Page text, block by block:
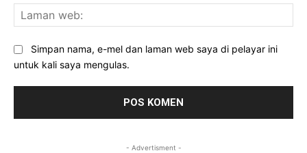
Simpan nama, e-mel dan laman web saya di pelayar ini
untuk kali saya mengulas.
- Advertisment -